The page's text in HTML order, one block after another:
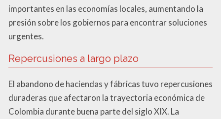
importantes en las economías locales, aumentando la
presión sobre los gobiernos para encontrar soluciones
urgentes.
Repercusiones a largo plazo
El abandono de haciendas y fábricas tuvo repercusiones
duraderas que afectaron la trayectoria económica de
Colombia durante buena parte del siglo XIX. La